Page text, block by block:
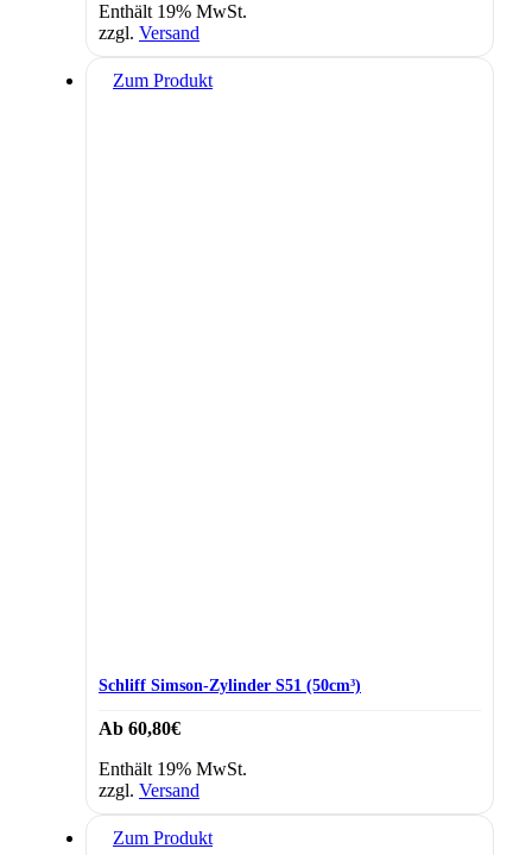
Enthält 19% MwSt.
zzgl. Versand
Zum Produkt
Schliff Simson-Zylinder S51 (50cm³)
Ab 60,80€
Enthält 19% MwSt.
zzgl. Versand
Zum Produkt